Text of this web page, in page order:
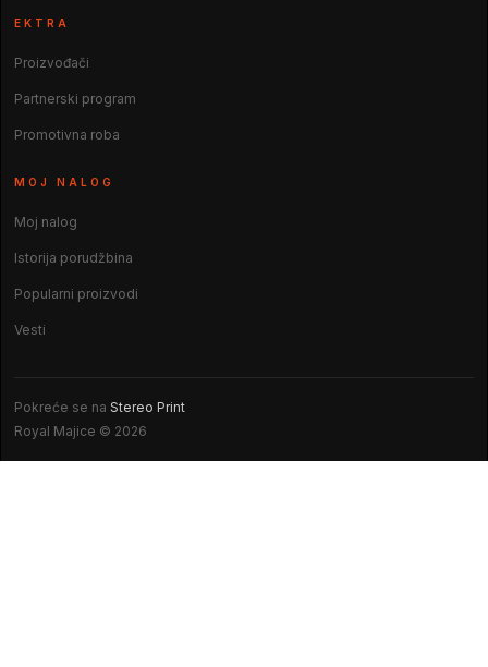
EKTRA
Proizvođači
Partnerski program
Promotivna roba
MOJ NALOG
Moj nalog
Istorija porudžbina
Popularni proizvodi
Vesti
Pokreće se na Stereo Print
Royal Majice © 2026